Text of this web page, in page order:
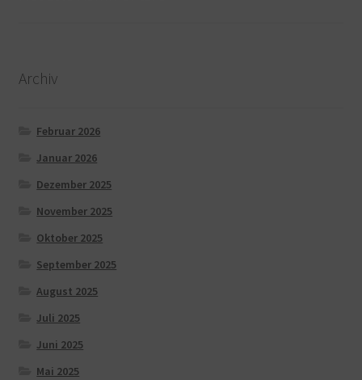
Archiv
Februar 2026
Januar 2026
Dezember 2025
November 2025
Oktober 2025
September 2025
August 2025
Juli 2025
Juni 2025
Mai 2025